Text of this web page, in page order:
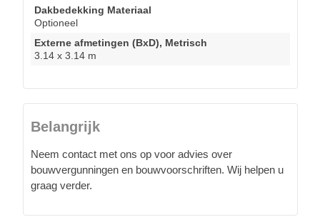
Dakbedekking Materiaal
Optioneel
Externe afmetingen (BxD), Metrisch
3.14 x 3.14 m
Belangrijk
Neem contact met ons op voor advies over
bouwvergunningen en bouwvoorschriften. Wij helpen u
graag verder.